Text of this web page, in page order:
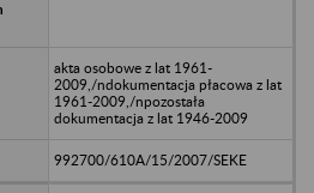
akta osobowe z lat 1961-
2009,/ndokumentacja płacowa z lat
1961-2009,/npozostała
dokumentacja z lat 1946-2009
992700/610A/15/2007/SEKE